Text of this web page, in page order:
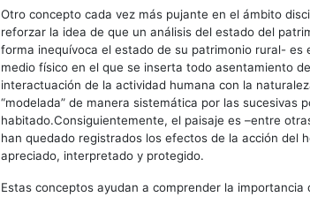
Otro concepto cada vez más pujante en el ámbito
reforzar la idea de que un análisis del estado del
forma inequívoca el estado de su patrimonio rural- es
medio físico en el que se inserta todo asentamiento
interactuación de la actividad humana con la
“modelada” de manera sistemática por las sucesivas
habitado.Consiguientemente, el paisaje es –entre
han quedado registrados los efectos de la acción del
apreciado, interpretado y protegido.
Estas conceptos ayudan a comprender la